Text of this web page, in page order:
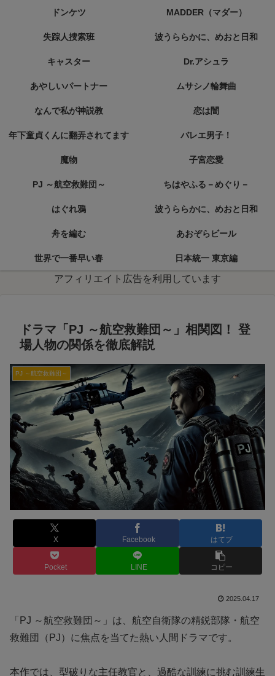
ドンケツ MADDER（マダー）
失踪人捜索班 波うららかに、めおと日和
キャスター Dr.アシュラ
あやしいパートナー ムサシノ輪舞曲
なんで私が神説教 恋は闇
年下童貞くんに翻弄されてます バレエ男子！
魔物 子宮恋愛
PJ ～航空救難団～ ちはやふる－めぐり－
はぐれ鴉 波うららかに、めおと日和
舟を編む あおぞらビール
世界で一番早い春 日本統一 東京編
アフィリエイト広告を利用しています
ドラマ「PJ ～航空救難団～」相関図！ 登
場人物の関係を徹底解説
PJ ～航空救難団～
X Facebook はてブ
Pocket LINE コピー
2025.04.17
「PJ ～航空救難団～」は、航空自衛隊の精鋭部隊・航空
救難団（PJ）に焦点を当てた熱い人間ドラマです。
本作では、型破りな主任教官と、過酷な訓練に挑む訓練生